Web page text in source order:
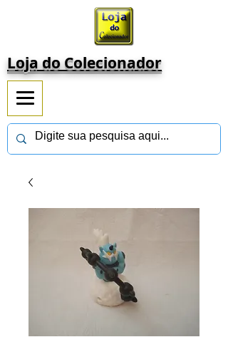
Loja do Colecionador